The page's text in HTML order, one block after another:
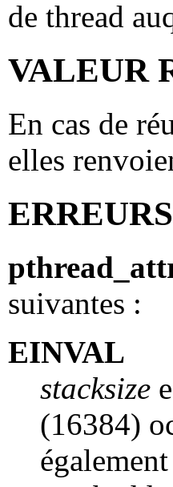
de thread
VALEUR
En cas de
elles
ERREURS
suivantes :
EINVAL
stacksize
(16384)